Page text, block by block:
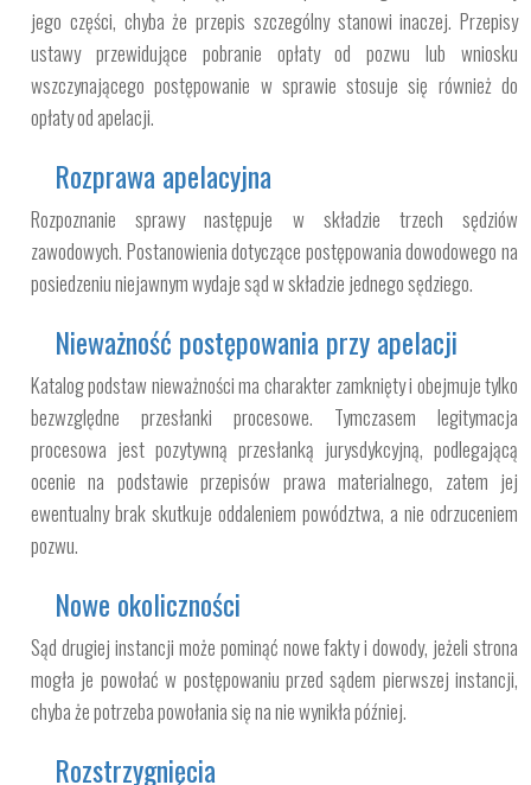
jego części, chyba że przepis szczególny stanowi inaczej. Przepisy
ustawy przewidujące pobranie opłaty od pozwu lub wniosku
wszczynającego postępowanie w sprawie stosuje się również do
opłaty od apelacji.
Rozprawa apelacyjna
Rozpoznanie sprawy następuje w składzie trzech sędziów
zawodowych. Postanowienia dotyczące postępowania dowodowego na
posiedzeniu niejawnym wydaje sąd w składzie jednego sędziego.
Nieważność postępowania przy apelacji
Katalog podstaw nieważności ma charakter zamknięty i obejmuje tylko
bezwzględne przesłanki procesowe. Tymczasem legitymacja
procesowa jest pozytywną przesłanką jurysdykcyjną, podlegającą
ocenie na podstawie przepisów prawa materialnego, zatem jej
ewentualny brak skutkuje oddaleniem powództwa, a nie odrzuceniem
pozwu.
Nowe okoliczności
Sąd drugiej instancji może pominąć nowe fakty i dowody, jeżeli strona
mogła je powołać w postępowaniu przed sądem pierwszej instancji,
chyba że potrzeba powołania się na nie wynikła później.
Rozstrzygnięcia